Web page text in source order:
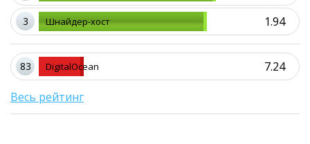
3 1.94
Шнайдер-хост
83 7.24
DigitalOcean
Весь рейтинг